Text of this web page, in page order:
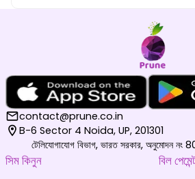
contact@prune.co.in
B-6 Sector 4 Noida, UP, 201301
টেলিযোগাযোগ বিভাগ, ভারত সরকার,
সিম কিনুন বিল